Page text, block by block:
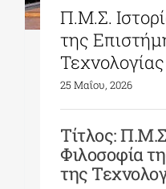
Π.Μ.Σ.
της
Τεχνολογίας
25 Μαΐου, 2026
Τίτλος:
Φιλοσοφία
της